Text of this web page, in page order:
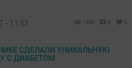
- 11:53 1396 0 0